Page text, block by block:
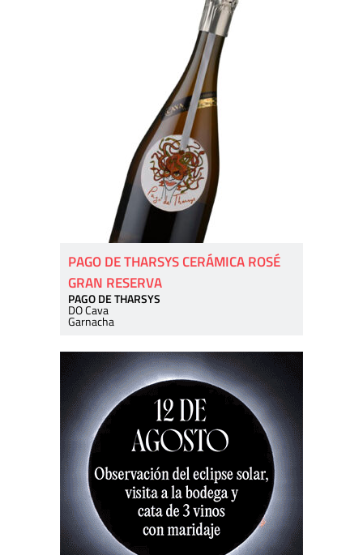
PAGO DE THARSYS CERÁMICA ROSÉ
GRAN RESERVA
PAGO DE THARSYS
DO Cava
Garnacha